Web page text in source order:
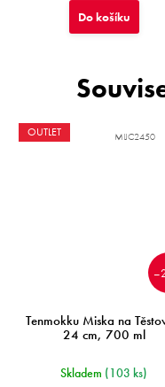
Do košíku
OUTLET
Tenmokku Miska na
24 cm, 700 ml
Skladem (103 ks)
MIJC2450